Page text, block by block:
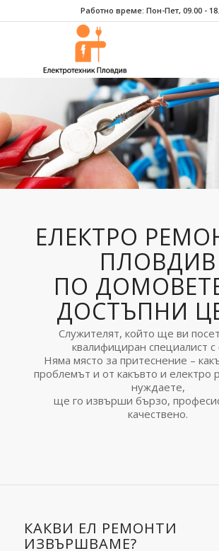
Работно време: Пон-Пет, 09.00 -
ЕЛЕКТРО
ПЛОВДИВ
ПО
ДОСТЪПНИ
Служителят, който ще ви
квалифициран специалист с
Няма място за притеснение –
проблемът и от какъвто и електро
нуждаете,
ще го извърши бързо,
качествено.
КАКВИ ЕЛ РЕМОНТИ
ИЗВЪРШВАМЕ?